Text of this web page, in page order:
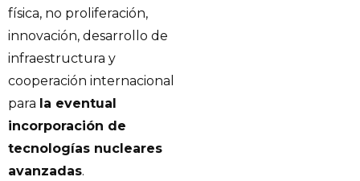
física, no proliferación,
innovación, desarrollo de
infraestructura y
cooperación internacional
para la eventual
incorporación de
tecnologías nucleares
avanzadas.